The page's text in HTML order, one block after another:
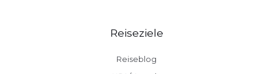
Reiseziele
Reiseblog